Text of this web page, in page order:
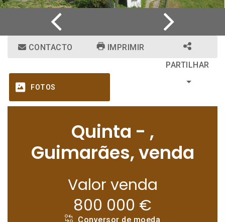
CONTACTO
IMPRIMIR
PARTILHAR
FOTOS
Quinta - ,
Guimarães, venda
Valor venda
800 000 €
Conversor de moeda